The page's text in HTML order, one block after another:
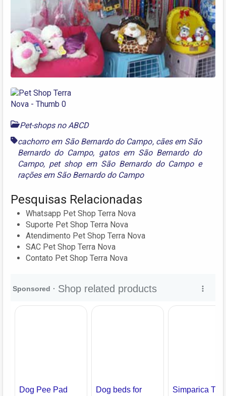
Pet-shops no ABCD
cachorro em São Bernardo do Campo, cães em São
Bernardo do Campo, gatos em São Bernardo do
Campo, pet shop em São Bernardo do Campoe
rações em São Bernardo do Campo
Pesquisas Relacionadas
Whatsapp Pet Shop Terra Nova
Suporte Pet Shop Terra Nova
Atendimento Pet Shop Terra Nova
SAC Pet Shop Terra Nova
Contato Pet Shop Terra Nova